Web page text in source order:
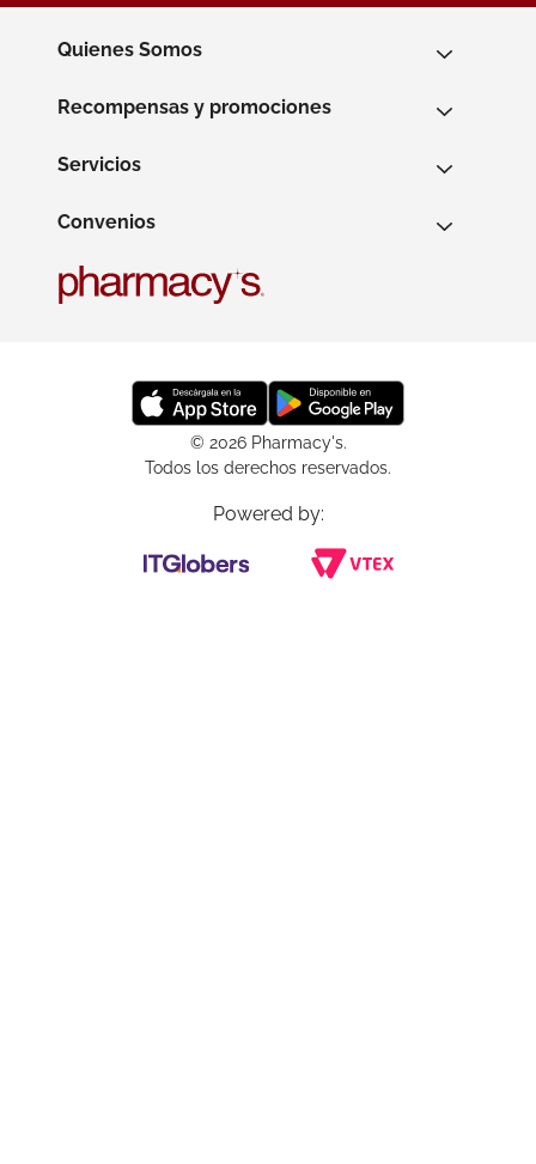
Quienes Somos
Recompensas y promociones
Servicios
Convenios
© 2026 Pharmacy's.
Todos los derechos reservados.
Powered by: